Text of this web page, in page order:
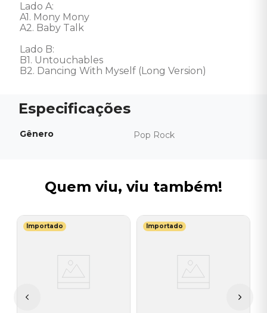
Lado A:
A1. Mony Mony
A2. Baby Talk
Lado B:
B1. Untouchables
B2. Dancing With Myself (Long Version)
Gênero Pop Rock
Quem viu, viu também!
Importado Importado